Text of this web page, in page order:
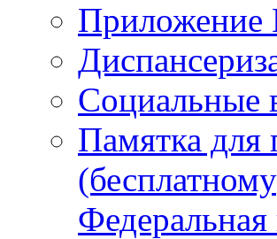
Социальные
Памятка для